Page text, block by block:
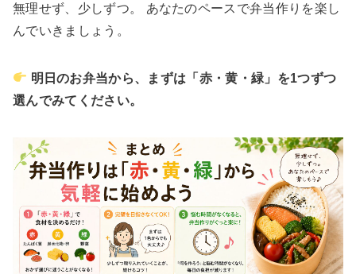
無理せず、少しずつ。 あなたのペースで弁当作りを楽し
んでいきましょう。
明日のお弁当から、まずは「赤・黄・緑」を1つずつ
選んでみてください。